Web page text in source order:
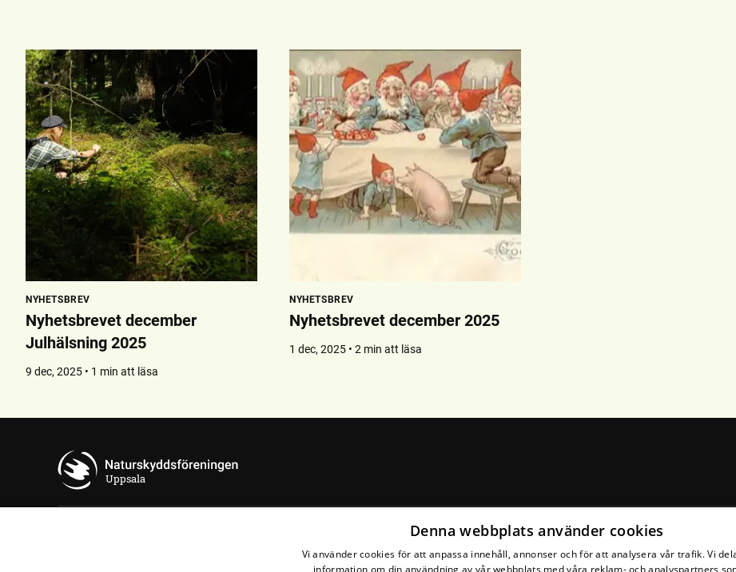
NYHETSBREV
Nyhetsbrevet december
Julhälsning 2025
9 dec, 2025 • 1 min att läsa
NYHETSBREV
Nyhetsbrevet december 2025
1 dec, 2025 • 2 min att läsa
Uppsala
Denna webbplats använder cookies
Vi använder cookies för att anpassa innehåll, annonser och för att analysera vår trafik. Vi
information om din användning av vår webbplats med våra reklam- och analyspartners